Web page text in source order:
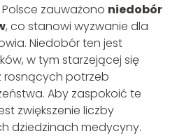
zauważono niedobór
, co stanowi wyzwanie dla
Niedobór ten jest
w tym starzejącej się
rosnących potrzeb
Aby zaspokoić te
zwiększenie liczby
dziedzinach medycyny.